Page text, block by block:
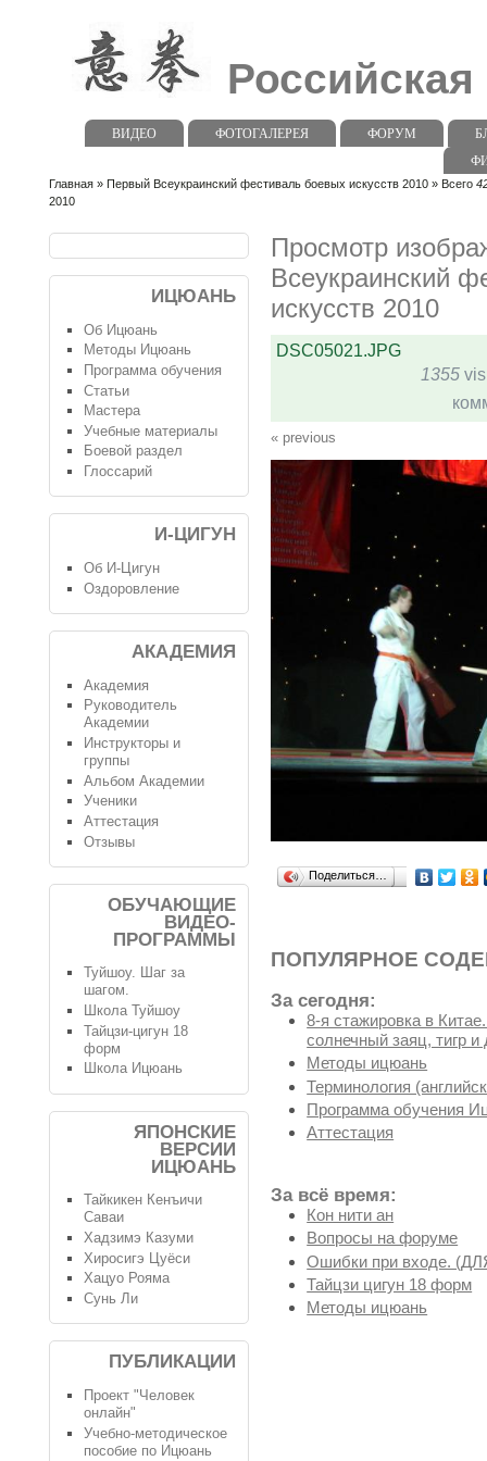
ВИДЕО ФОТОГАЛЕРЕЯ ФОРУМ
Главная » Первый Всеукраинский фестиваль боевых искусств 2010 » Всего
2010
Просмотр
Всеукраинский
искусств 2010
DSC05021.JPG
1355
« previous
Поделиться…
ПОПУЛЯРНОЕ
За сегодня:
8-я стажировка в
солнечный заяц, тигр и
Методы ицюань
Терминология
Программа обучения
Аттестация
За всё время:
Кон нити ан
Вопросы на форуме
Ошибки при входе.
Тайцзи цигун 18 форм
Методы ицюань
ИЦЮАНЬ
Об Ицюань
Методы Ицюань
Программа обучения
Статьи
Мастера
Учебные материалы
Боевой раздел
Глоссарий
И-ЦИГУН
Об И-Цигун
Оздоровление
АКАДЕМИЯ
Академия
Руководитель
Академии
Инструкторы и
группы
Альбом Академии
Ученики
Аттестация
Отзывы
ОБУЧАЮЩИЕ
ВИДЕО-
ПРОГРАММЫ
Туйшоу. Шаг за
шагом.
Школа Туйшоу
Тайцзи-цигун 18
форм
Школа Ицюань
ЯПОНСКИЕ
ВЕРСИИ
ИЦЮАНЬ
Тайкикен Кенъичи
Саваи
Хадзимэ Казуми
Хиросигэ Цуёси
Хацуо Рояма
Сунь Ли
ПУБЛИКАЦИИ
Проект "Человек
онлайн"
Учебно-методическое
пособие по Ицюань